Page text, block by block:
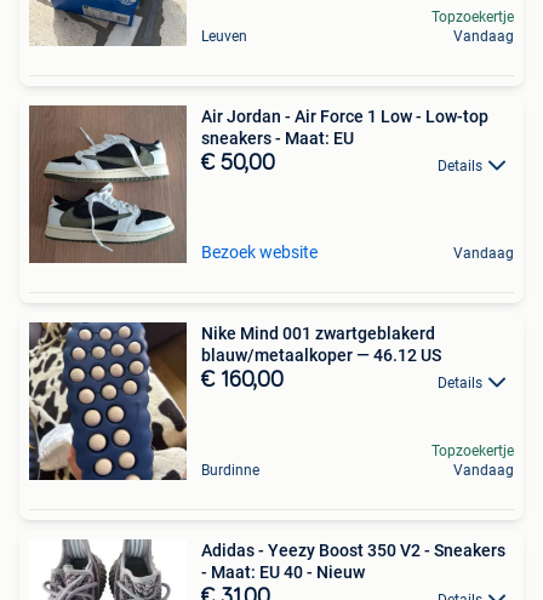
Leuven
Topzoekertje
Vandaag
Air Jordan - Air Force 1 Low - Low-top
sneakers - Maat: EU
€ 50,00 Details
Bezoek website Vandaag
Nike Mind 001 zwartgeblakerd
blauw/metaalkoper — 46.12 US
€ 160,00 Details
Burdinne
Topzoekertje
Vandaag
Adidas - Yeezy Boost 350 V2 - Sneakers
- Maat: EU 40 - Nieuw